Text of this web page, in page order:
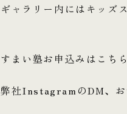
ギャラリー内にはキッズ
すまい塾お申込みはこち
弊社InstagramのDM、お